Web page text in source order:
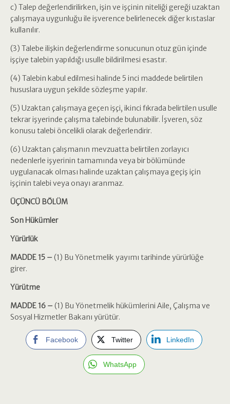
c) Talep değerlendirilirken, işin ve işçinin niteliği gereği uzaktan
çalışmaya uygunluğu ile işverence belirlenecek diğer kıstaslar
kullanılır.
(3) Talebe ilişkin değerlendirme sonucunun otuz gün içinde
işçiye talebin yapıldığı usulle bildirilmesi esastır.
(4) Talebin kabul edilmesi halinde 5 inci maddede belirtilen
hususlara uygun şekilde sözleşme yapılır.
(5) Uzaktan çalışmaya geçen işçi, ikinci fıkrada belirtilen usulle
tekrar işyerinde çalışma talebinde bulunabilir. İşveren, söz
konusu talebi öncelikli olarak değerlendirir.
(6) Uzaktan çalışmanın mevzuatta belirtilen zorlayıcı
nedenlerle işyerinin tamamında veya bir bölümünde
uygulanacak olması halinde uzaktan çalışmaya geçiş için
işçinin talebi veya onayı aranmaz.
ÜÇÜNCÜ BÖLÜM
Son Hükümler
Yürürlük
MADDE 15 – (1) Bu Yönetmelik yayımı tarihinde yürürlüğe
girer.
Yürütme
MADDE 16 – (1) Bu Yönetmelik hükümlerini Aile, Çalışma ve
Sosyal Hizmetler Bakanı yürütür.
Facebook Twitter LinkedIn
WhatsApp